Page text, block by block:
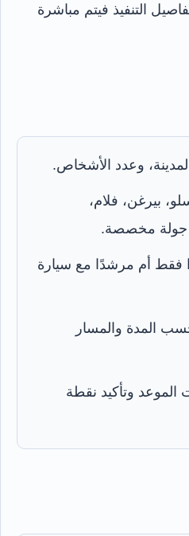
التنفيذ فيتم مباشرة
وعدد الأشخاص.
بيرغن، فلام،
جولة مخصصة.
أم مرشدًا مع سيارة
المدة والمسار
الموعد وتأكيد نقطة